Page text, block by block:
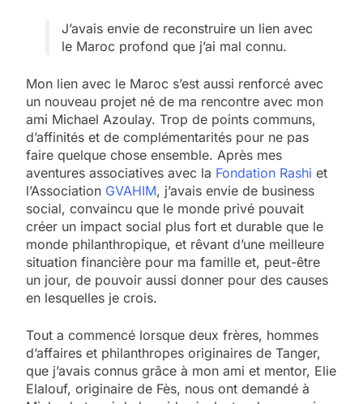
J’avais envie de reconstruire un lien avec
le Maroc profond que j’ai mal connu.
Mon lien avec le Maroc s’est aussi renforcé avec
un nouveau projet né de ma rencontre avec mon
ami Michael Azoulay. Trop de points communs,
d’affinités et de complémentarités pour ne pas
faire quelque chose ensemble. Après mes
aventures associatives avec la Fondation Rashi et
l’Association GVAHIM, j’avais envie de business
social, convaincu que le monde privé pouvait
créer un impact social plus fort et durable que le
monde philanthropique, et rêvant d’une meilleure
situation financière pour ma famille et, peut-être
un jour, de pouvoir aussi donner pour des causes
en lesquelles je crois.
Tout a commencé lorsque deux frères, hommes
d’affaires et philanthropes originaires de Tanger,
que j’avais connus grâce à mon ami et mentor, Elie
Elalouf, originaire de Fès, nous ont demandé à